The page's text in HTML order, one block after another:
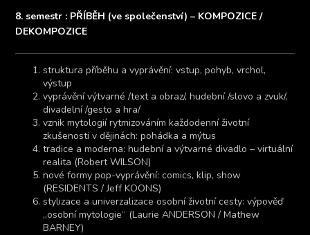
8. semestr : PŘÍBĚH (ve společenství) – KOMPOZICE /
DEKOMPOZICE
struktura příběhu a vyprávění: vstup, pohyb, vrchol,
výstup
vyprávění výtvarné /text a obraz/, hudební /slovo a zvuk/,
divadelní /gesto a hra/
vznik mytologií rytmizováním každodenní životní
zkušenosti v dějinách: pohádka a mýtus
tradice a moderna: hudební a výtvarné divadlo – virtuální
realita (Robert WILSON)
nové formy pop-vyprávění: comics, klip, show
(RESIDENTS / Jeff KOONS)
stylizace a univerzalizace osobní životní cesty: výpověď
„osobní mytologie“ (Laurie ANDERSON / Mathew
BARNEY)